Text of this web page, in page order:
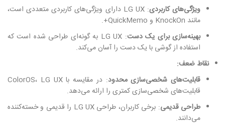
ویژگی‌های کاربردی
: LG UX دارای ویژگی‌های کاربردی متعددی است،
مانند KnockOn و QuickMemo+.
بهینه‌سازی برای یک دست
: LG UX به گونه‌ای طراحی شده است که
استفاده از گوشی با یک دست را آسان می‌کند.
نقاط ضعف:
قابلیت‌های شخصی‌سازی محدود
: در مقایسه با ColorOS، LG UX
قابلیت‌های شخصی‌سازی کمتری را ارائه می‌دهد.
طراحی قدیمی
: برخی کاربران، طراحی LG UX را قدیمی و خسته‌کننده
می‌دانند.